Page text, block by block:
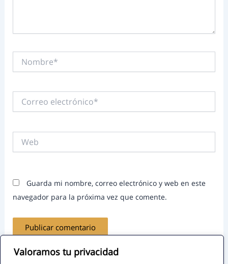
Valoramos tu privacidad
electrónico*
Guarda mi nombre, correo electrónico y web en este
navegador para la próxima vez que comente.